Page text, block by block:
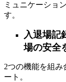
ミュニケーショ
す。
入退場記
場の安全
2つの機能を組
ート。